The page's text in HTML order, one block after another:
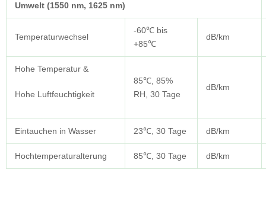
Umwelt (1550 nm, 1625 nm)
Temperaturwechsel
-60℃ bis
+85℃
dB/km
Hohe Temperatur &
Hohe Luftfeuchtigkeit
85℃, 85%
RH, 30 Tage
dB/km
Eintauchen in Wasser 23℃, 30 Tage dB/km
Hochtemperaturalterung 85℃, 30 Tage dB/km